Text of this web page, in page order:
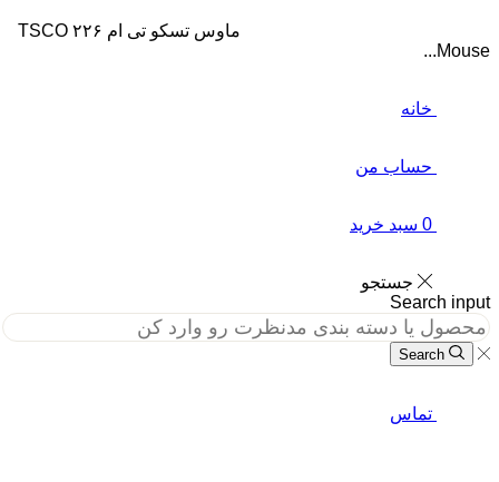
ماوس تسکو تی ام ۲۲۶ TSCO
حساب من
سبد خرید
جستجو
Search
Search
تماس